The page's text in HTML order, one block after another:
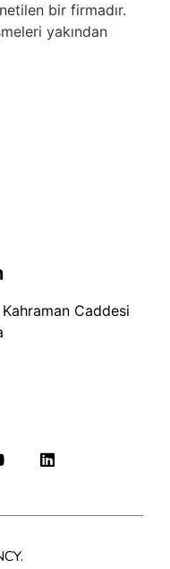
bir firmadır.
yakından
Caddesi